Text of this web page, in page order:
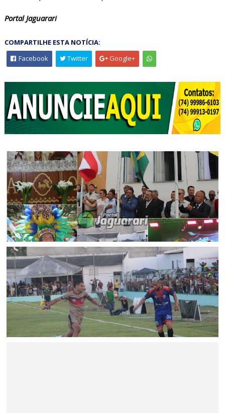
Portal Jaguarari
COMPARTILHE ESTA NOTÍCIA:
Facebook
Twitter Google+
FESTEJOS
Jaguarari celebra centenário com missa, ato cívico e
programação comemorativa